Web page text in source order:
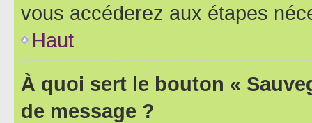
vous accéderez aux étapes
Haut
À quoi sert le bouton «
de message ?